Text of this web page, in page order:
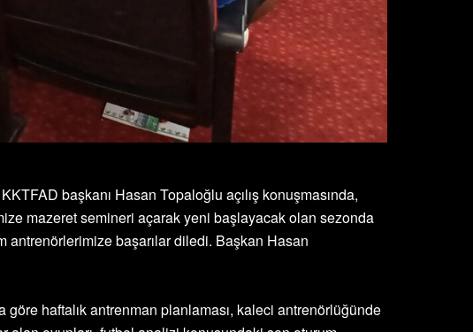
başkanı Hasan Topaloğlu açılış konuşmasında,
mazeret semineri açarak yeni başlayacak olan sezonda
antrenörlerimize başarılar diledi. Başkan Hasan
haftalık antrenman planlaması, kaleci antrenörlüğünde